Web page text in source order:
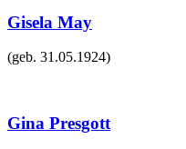
Gisela May
(geb. 31.05.1924)
Gina Presgott